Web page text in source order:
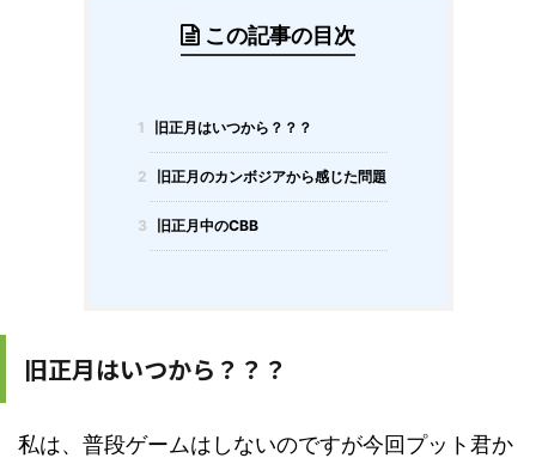
この記事の目次
1 旧正月はいつから？？？
2 旧正月のカンボジアから感じた問題
3 旧正月中のCBB
旧正月はいつから？？？
私は、普段ゲームはしないのですが今回プット君か